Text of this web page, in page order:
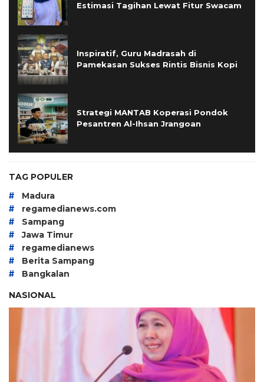
Estimasi Tagihan Lewat Fitur Swacam
Inspiratif, Guru Madrasah di
Pamekasan Sukses Rintis Bisnis Kopi
Strategi MANTAB Koperasi Pondok
Pesantren Al-Ihsan Jrangoan
TAG POPULER
# Madura
# regamedianews.com
# Sampang
# Jawa Timur
# regamedianews
# Berita Sampang
#
Bangkalan
NASIONAL